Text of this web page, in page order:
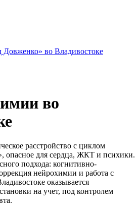
во Владивостоке
во
расстройство с циклом
опасное для сердца, ЖКТ и психики.
подхода: когнитивно-
нейрохимии и работа с
оказывается
на учет, под контролем